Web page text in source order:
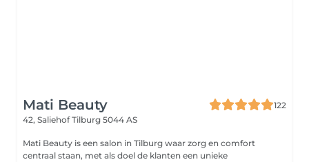
Mati Beauty
122
42, SaliehofTilburg 5044 AS
Mati Beauty is een salon in Tilburg waar zorg en comfort
centraal staan, met als doel de klanten een unieke